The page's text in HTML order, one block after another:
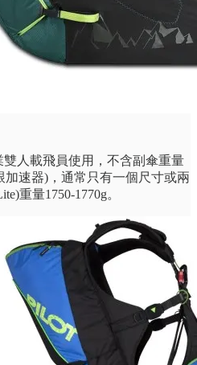
人載飛員使用，不含副傘重量
加速器)，通常只有一個尺寸或兩
重量1750-1770g。